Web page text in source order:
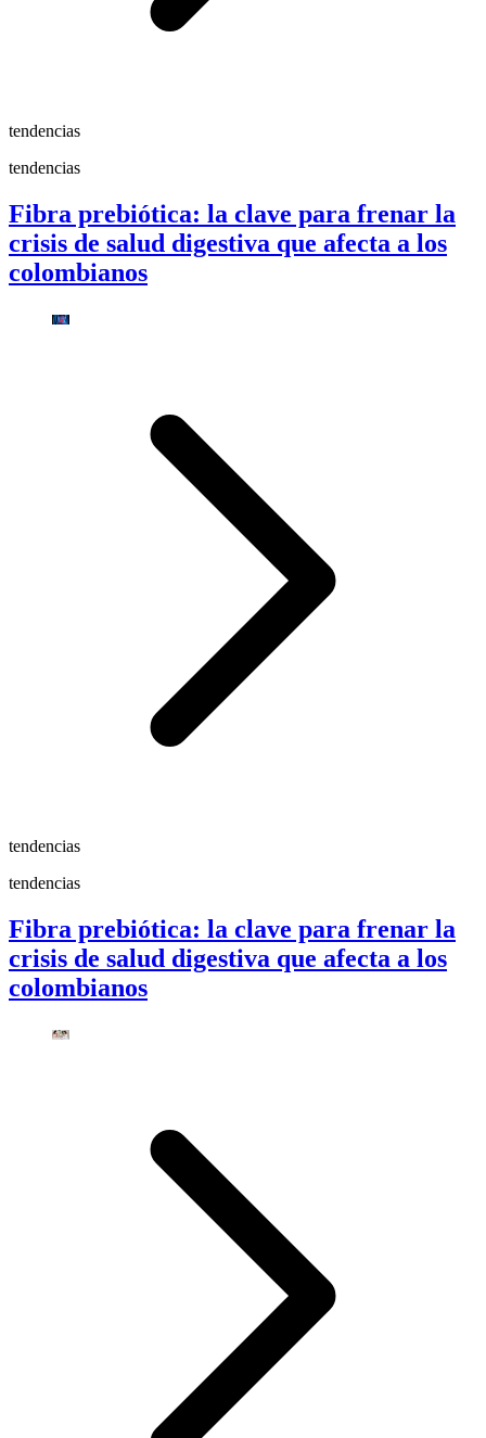
tendencias
tendencias
Fibra prebiótica: la clave para frenar la
crisis de salud digestiva que afecta a los
colombianos
tendencias
tendencias
Fibra prebiótica: la clave para frenar la
crisis de salud digestiva que afecta a los
colombianos